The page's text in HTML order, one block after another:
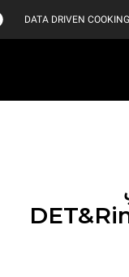
DATA DRIVEN COOKING